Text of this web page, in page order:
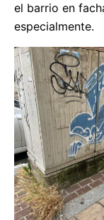
el barrio en
especialmente.